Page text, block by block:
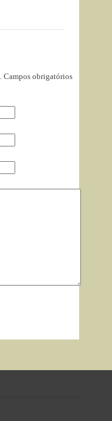
Campos obrigatórios